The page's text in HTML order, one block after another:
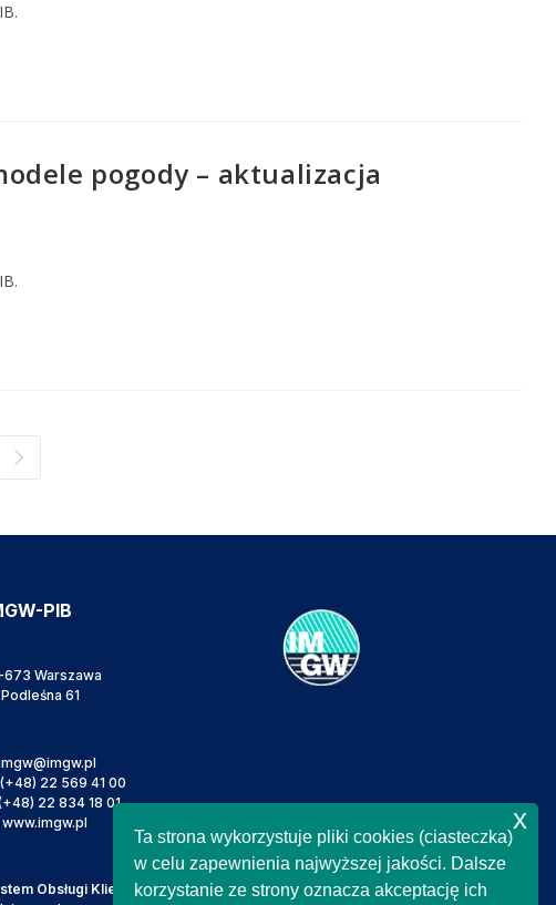
pogody – aktualizacja
PIB
673 Warszawa
61
(+48) 22 569 41 00
22 834 18 01
www.imgw.pl
Obsługi Klienta
Ta strona wykorzystuje pliki cookies (ciasteczka)
w celu zapewnienia najwyższej jakości. Dalsze
korzystanie ze strony oznacza akceptację ich
x